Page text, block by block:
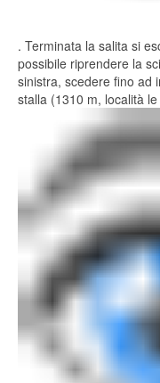
. Terminata la salita si
possibile riprendere la
sinistra, scedere fino ad
stalla (1310 m, località le